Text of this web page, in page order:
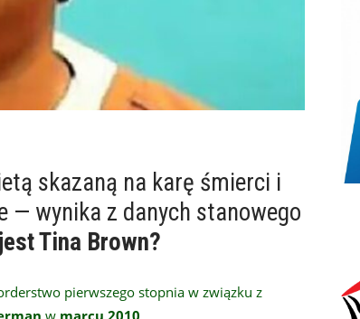
skazaną na karę śmierci i
— wynika z danych stanowego
Tina Brown?
pierwszego stopnia w związku z
w marcu 2010